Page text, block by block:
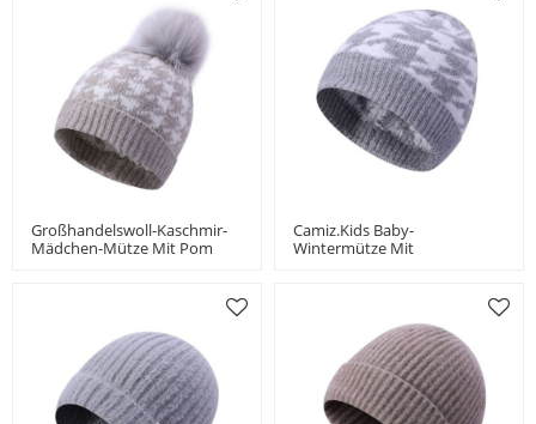
Großhandelswoll-Kaschmir-
Mädchen-Mütze Mit Pom
Camiz.kids Baby-
Wintermütze Mit